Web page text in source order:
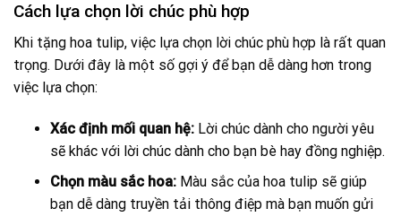
Cách lựa chọn lời chúc phù hợp
Khi tặng hoa tulip, việc lựa chọn lời chúc phù hợp là rất quan
trọng. Dưới đây là một số gợi ý để bạn dễ dàng hơn trong
việc lựa chọn:
Xác định mối quan hệ:Lời chúc dành cho người yêu
sẽ khác với lời chúc dành cho bạn bè hay đồng nghiệp.
Chọn màu sắc hoa:Màu sắc của hoa tulip sẽ giúp
bạn dễ dàng truyền tải thông điệp mà bạn muốn gửi